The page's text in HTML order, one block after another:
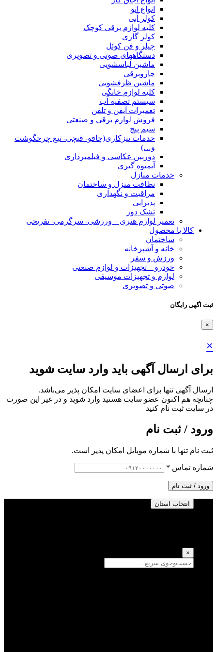
انواع اتو
کولر آبی
کلیه لوازم برقی کوچک
کولر گازی
چیلر و فن کوئل
دستگاههای صوتی و تصویری
ماشین لباسشویی
جاروبرقی
ماشین ظرفشویی
کلیه لوازم خانگی
سیستم تصفیه آب
تعمیرات آیفن و تلفن
فروش لوازم برقی و صنعتی
سیم پیچ
خدمات تیزکاری(چاقو- قیچی- تیغ چرخگوشت
و…)
دوربین عکاسی و فیلمبرداری
آبمیوه گیری
خدمات منازل
نظافت منزل و ساختمان
مراقبت و نگهداری
پذیرایی
تشک دوز
تعمیر لوازم هنری – ورزشی- سرگرمی- تفریحی
کالا یا محصول
ساختمان
خانه و آشپزخانه
ورزش و سفر
خودرو – تجهیزات و لوازم صنعتی
لوازم و تجهیزات موسیقی
صوتی و تصویری
ثبت اگهی رایگان
×
×
برای ارسال آگهی باید وارد سایت شوید
ارسال آگهی تنها برای اعضای سایت امکان پذیر می‌باشد.
چنانچه هم‌ اکنون عضو سایت هستید وارد شوید و در غیر این صورت
در سایت ثبت نام کنید
ورود / ثبت نام
ثبت نام تنها با شماره موبایل امکان پذیر است.
شماره تماس *
ورود / ثبت نام
انتخاب استان
×